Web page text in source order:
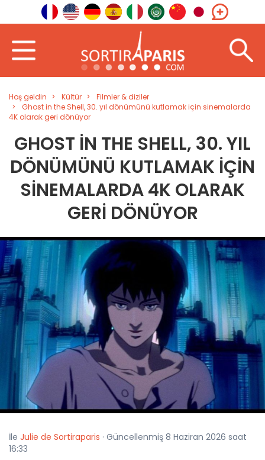
Hoş geldin Kültür
Filmler & diziler
Ghost in the Shell, 30. yıl dönümünü kutlamak için sinemalarda
4K olarak geri dönüyor
GHOST IN THE SHELL, 30. YIL
DÖNÜMÜNÜ KUTLAMAK IÇIN
SINEMALARDA 4K OLARAK
GERI DÖNÜYOR
İle Julie de Sortiraparis · Güncellenmiş 8 Haziran 2026 saat
16:33